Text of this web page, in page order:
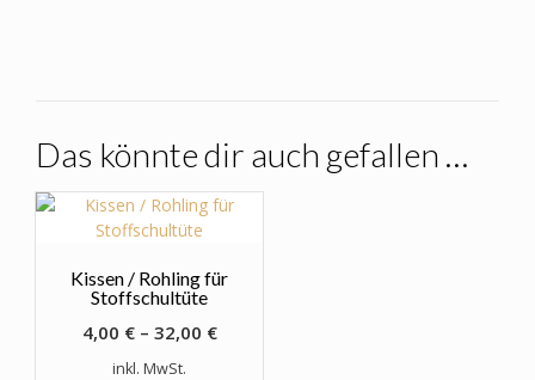
Das könnte dir auch gefallen …
Kissen / Rohling für
Stoffschultüte
4,00 €– 32,00 €
inkl. MwSt.